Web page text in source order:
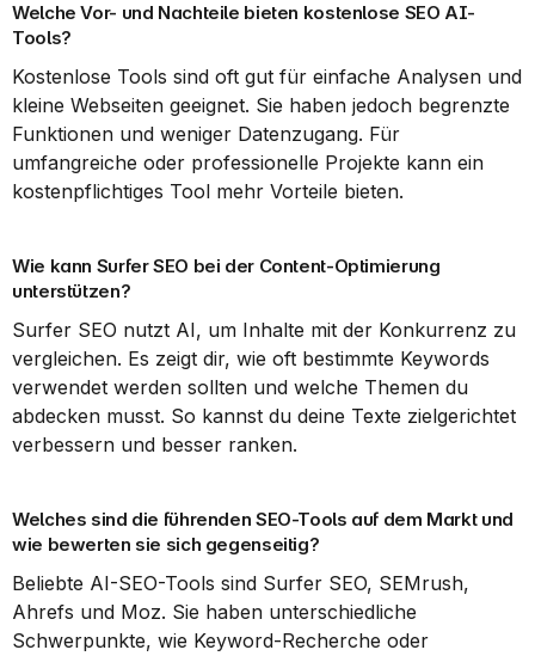
Welche Vor- und Nachteile bieten kostenlose SEO AI-
Tools?
Kostenlose Tools sind oft gut für einfache Analysen und
kleine Webseiten geeignet. Sie haben jedoch begrenzte
Funktionen und weniger Datenzugang. Für
umfangreiche oder professionelle Projekte kann ein
kostenpflichtiges Tool mehr Vorteile bieten.
Wie kann Surfer SEO bei der Content-Optimierung
unterstützen?
Surfer SEO nutzt AI, um Inhalte mit der Konkurrenz zu
vergleichen. Es zeigt dir, wie oft bestimmte Keywords
verwendet werden sollten und welche Themen du
abdecken musst. So kannst du deine Texte zielgerichtet
verbessern und besser ranken.
Welches sind die führenden SEO-Tools auf dem Markt und
wie bewerten sie sich gegenseitig?
Beliebte AI-SEO-Tools sind Surfer SEO, SEMrush,
Ahrefs und Moz. Sie haben unterschiedliche
Schwerpunkte, wie Keyword-Recherche oder